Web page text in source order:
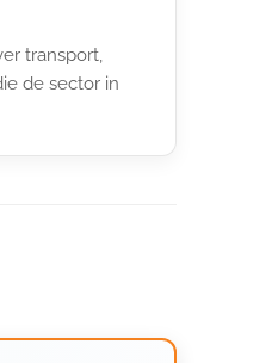
transport,
de sector in